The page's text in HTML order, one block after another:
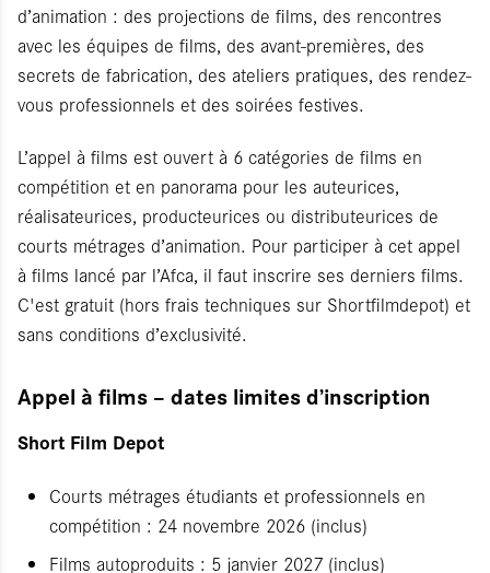
d’animation : des projections de films, des rencontres
avec les équipes de films, des avant-premières, des
secrets de fabrication, des ateliers pratiques, des rendez-
vous professionnels et des soirées festives.
L’appel à films est ouvert à 6 catégories de films en
compétition et en panorama pour les auteurices,
réalisateurices, producteurices ou distributeurices de
courts métrages d’animation. Pour participer à cet appel
à films lancé par l’Afca, il faut inscrire ses derniers films.
C'est gratuit (hors frais techniques sur Shortfilmdepot) et
sans conditions d’exclusivité.
Appel à films – dates limites d’inscription
Short Film Depot
Courts métrages étudiants et professionnels en
compétition : 24 novembre 2026 (inclus)
Films autoproduits : 5 janvier 2027 (inclus)